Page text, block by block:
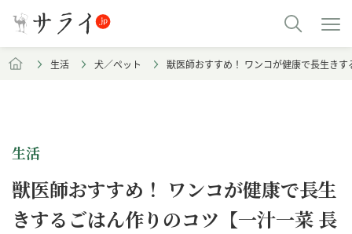
生活 犬／ペット 獣医師おすすめ！ ワンコが健康で長生き
生活
獣医師おすすめ！ ワンコが健康で長生
きするごはん作りのコツ【一汁一菜 長